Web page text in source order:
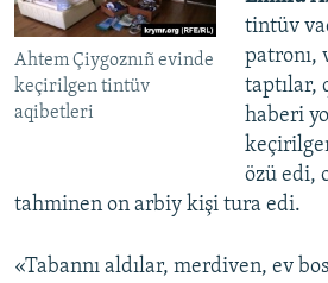
Ahtem Çiygoznıñ evinde
keçirilgen tintüv
aqibetleri
tintüv
patronı,
taptılar,
haberi
özü edi,
tahminen on arbiy kişi tura edi.
«Tabannı aldılar, merdiven, ev